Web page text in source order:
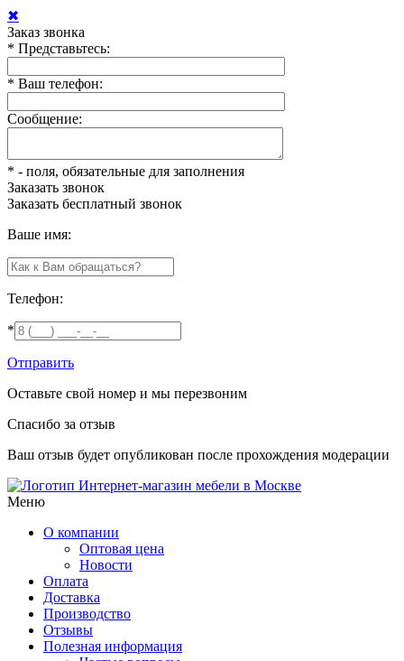
✖
Заказ звонка
* Представьтесь:
* Ваш телефон:
Сообщение:
* - поля, обязательные для заполнения
Заказать звонок
Заказать бесплатный звонок
Ваше имя:
Телефон:
*
Отправить
Оставьте свой номер и мы перезвоним
Спасибо за отзыв
Ваш отзыв будет опубликован после прохождения модерации
Интернет-магазин мебели в Москве
Меню
О компании
Оптовая цена
Новости
Оплата
Доставка
Производство
Отзывы
Полезная информация